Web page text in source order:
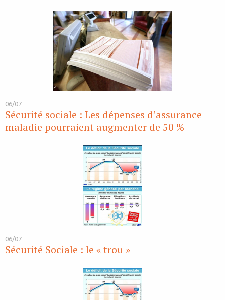
06/07
Sécurité sociale : Les dépenses d’assurance
maladie pourraient augmenter de 50 %
06/07
Sécurité Sociale : le « trou »